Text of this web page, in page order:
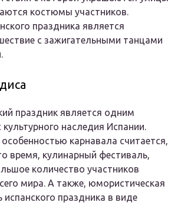
костюмы участников.
праздника является
с зажигательными танцами
праздник является одним
культурного наследия Испании.
карнавала считается,
время, кулинарный фестиваль,
количество участников
мира. А также, юмористическая
испанского праздника в виде